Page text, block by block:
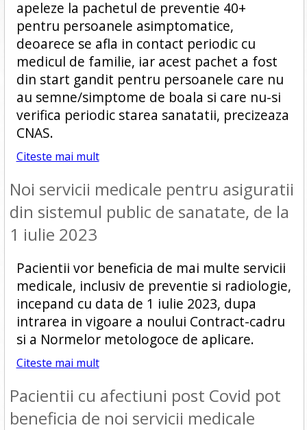
apeleze la pachetul de preventie 40+
pentru persoanele asimptomatice,
deoarece se afla in contact periodic cu
medicul de familie, iar acest pachet a fost
din start gandit pentru persoanele care nu
au semne/simptome de boala si care nu-si
verifica periodic starea sanatatii, precizeaza
CNAS.
Citeste mai mult
Noi servicii medicale pentru asiguratii
din sistemul public de sanatate, de la
1 iulie 2023
Pacientii vor beneficia de mai multe servicii
medicale, inclusiv de preventie si radiologie,
incepand cu data de 1 iulie 2023, dupa
intrarea in vigoare a noului Contract-cadru
si a Normelor metologoce de aplicare.
Citeste mai mult
Pacientii cu afectiuni post Covid pot
beneficia de noi servicii medicale